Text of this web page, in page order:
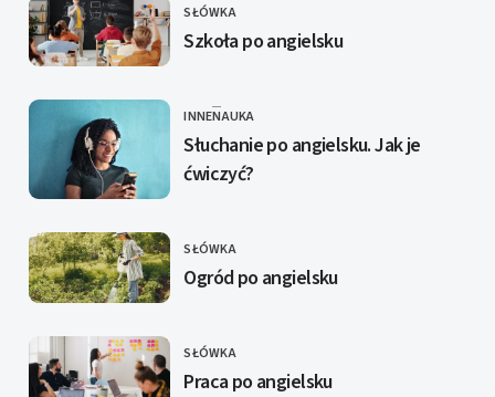
KATEGORIE
SŁÓWKA
Szkoła po angielsku
KATEGORIE
INNENAUKA
Słuchanie po angielsku. Jak je
ćwiczyć?
KATEGORIE
SŁÓWKA
Ogród po angielsku
KATEGORIE
SŁÓWKA
Praca po angielsku